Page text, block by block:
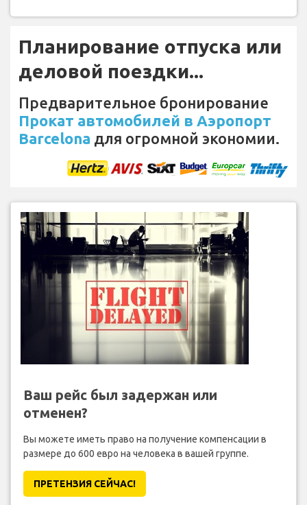
Планирование отпуска или
деловой поездки...
Предварительное бронирование
Прокат автомобилей в Аэропорт
Barcelona для огромной экономии.
Ваш рейс был задержан или
отменен?
Вы можете иметь право на получение компенсации в
размере до 600 евро на человека в вашей группе.
ПРЕТЕНЗИЯ CЕЙЧАС!